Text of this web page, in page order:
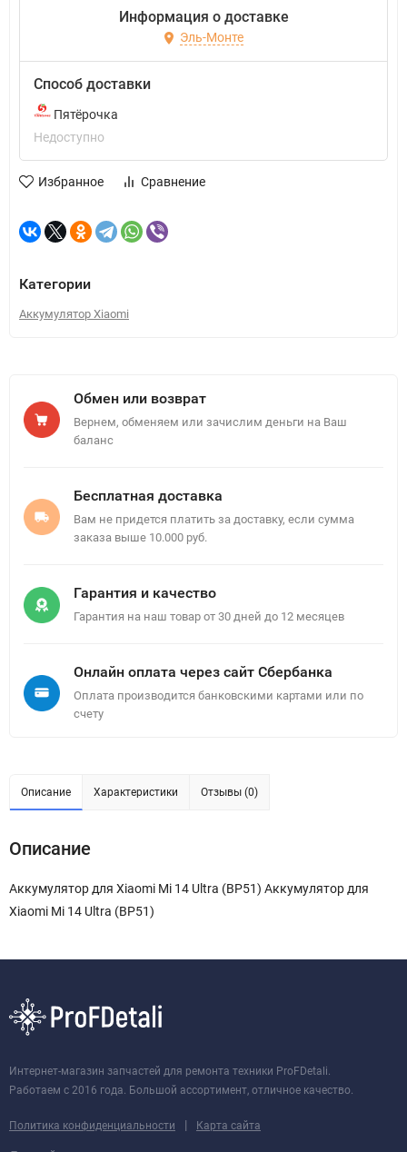
Информация о доставке
Эль-Монте
Способ доставки
Пятёрочка
Недоступно
Избранное Сравнение
Категории
Аккумулятор Xiaomi
Обмен или возврат
Вернем, обменяем или зачислим деньги на Ваш
баланс
Бесплатная доставка
Вам не придется платить за доставку, если сумма
заказа выше 10.000 руб.
Гарантия и качество
Гарантия на наш товар от 30 дней до 12 месяцев
Онлайн оплата через сайт Сбербанка
Оплата производится банковскими картами или по
счету
Описание Характеристики Отзывы (0)
Описание
Аккумулятор для Xiaomi Mi 14 Ultra (BP51) Аккумулятор для
Xiaomi Mi 14 Ultra (BP51)
Интернет-магазин запчастей для ремонта техники ProFDetali.
Работаем с 2016 года. Большой ассортимент, отличное качество.
Политика конфиденциальности | Карта сайта